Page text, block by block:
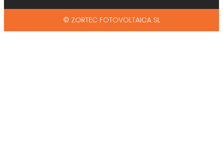
© ZORTEC FOTOVOLTAICA SL